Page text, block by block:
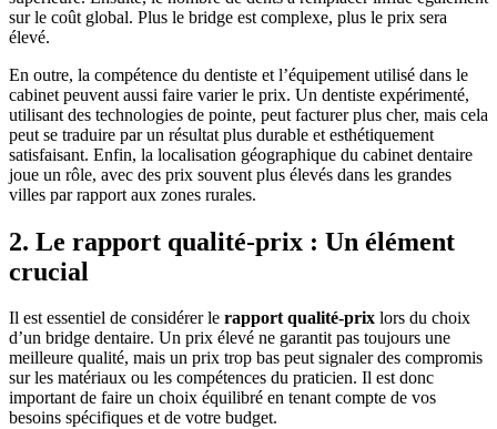
sur le coût global. Plus le bridge est complexe, plus le prix sera
élevé.
En outre, la compétence du dentiste et l’équipement utilisé dans le
cabinet peuvent aussi faire varier le prix. Un dentiste expérimenté,
utilisant des technologies de pointe, peut facturer plus cher, mais cela
peut se traduire par un résultat plus durable et esthétiquement
satisfaisant. Enfin, la localisation géographique du cabinet dentaire
joue un rôle, avec des prix souvent plus élevés dans les grandes
villes par rapport aux zones rurales.
2. Le rapport qualité-prix : Un élément
crucial
Il est essentiel de considérer le rapport qualité-prix lors du choix
d’un bridge dentaire. Un prix élevé ne garantit pas toujours une
meilleure qualité, mais un prix trop bas peut signaler des compromis
sur les matériaux ou les compétences du praticien. Il est donc
important de faire un choix équilibré en tenant compte de vos
besoins spécifiques et de votre budget.